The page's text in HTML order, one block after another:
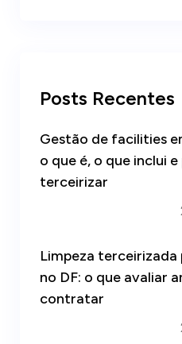
Posts Recentes
Gestão de facilities
o que é, o que inclui
terceirizar
Limpeza terceirizada
no DF: o que avaliar
contratar